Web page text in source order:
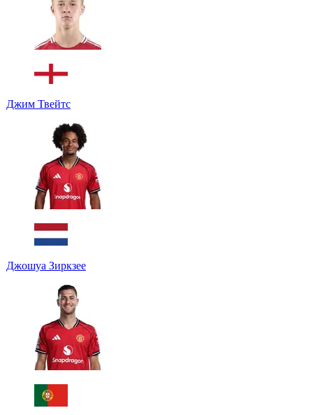
Джим Твейтс
Джошуа Зиркзее